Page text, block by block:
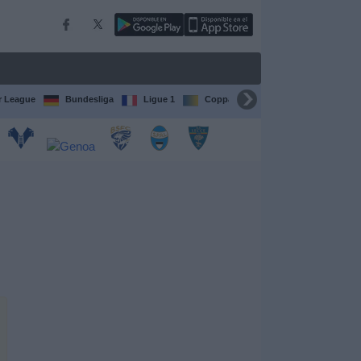
League Bundesliga Ligue 1 Coppa del Mondo FIFA per club